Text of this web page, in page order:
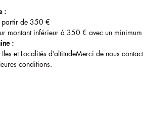
:
partir de 350 €
montant inférieur à 350 € avec un
:
et Localités d’altitudeMerci de nous
conditions.